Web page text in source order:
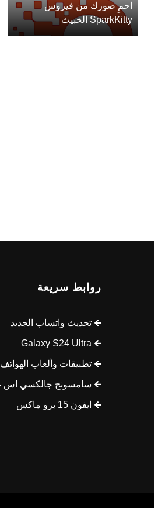
احمِ صورك من فيروس
SparkKitty الخبيث
روابط سريعة
تحديث واتساب الجديد
Galaxy S24 Ultra
تطبيقات وألعاب الهواتف
سامسونج جالكسي اس 24
ايفون 15 برو ماكس